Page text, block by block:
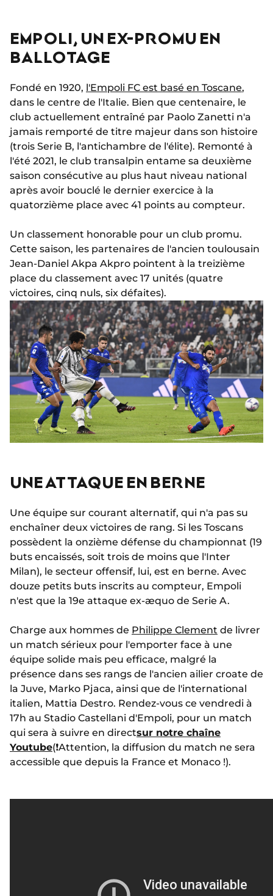
EMPOLI, UN EX-PROMU EN
BALLOTAGE
Fondé en 1920, l'Empoli FC est basé en Toscane,
dans le centre de l'Italie. Bien que centenaire, le
club actuellement entraîné par Paolo Zanetti n'a
jamais remporté de titre majeur dans son histoire
(trois Serie B, l'antichambre de l'élite). Remonté à
l'été 2021, le club transalpin entame sa deuxième
saison consécutive au plus haut niveau national
après avoir bouclé le dernier exercice à la
quatorzième place avec 41 points au compteur.
Un classement honorable pour un club promu.
Cette saison, les partenaires de l'ancien toulousain
Jean-Daniel Akpa Akpro pointent à la treizième
place du classement avec 17 unités (quatre
victoires, cinq nuls, six défaites).
UNE ATTAQUE EN BERNE
Une équipe sur courant alternatif, qui n'a pas su
enchaîner deux victoires de rang. Si les Toscans
possèdent la onzième défense du championnat (19
buts encaissés, soit trois de moins que l'Inter
Milan), le secteur offensif, lui, est en berne. Avec
douze petits buts inscrits au compteur, Empoli
n'est que la 19e attaque ex-æquo de Serie A.
Charge aux hommes de Philippe Clement de livrer
un match sérieux pour l'emporter face à une
équipe solide mais peu efficace, malgré la
présence dans ses rangs de l'ancien ailier croate de
la Juve, Marko Pjaca, ainsi que de l'international
italien, Mattia Destro. Rendez-vous ce vendredi à
17h au Stadio Castellani d'Empoli, pour un match
qui sera à suivre en directsur notre chaîne
Youtube(❗Attention, la diffusion du match ne sera
accessible que depuis la France et Monaco !).